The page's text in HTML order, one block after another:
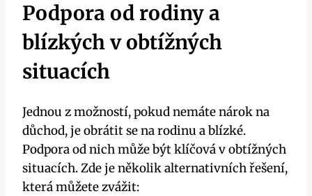
Podpora od rodiny a
blízkých v obtížných
situacích
Jednou z možností, pokud nemáte nárok na
důchod, je obrátit se na rodinu a blízké.
Podpora od nich může být klíčová v obtížných
situacích. Zde je několik alternativních řešení,
která můžete zvážit: